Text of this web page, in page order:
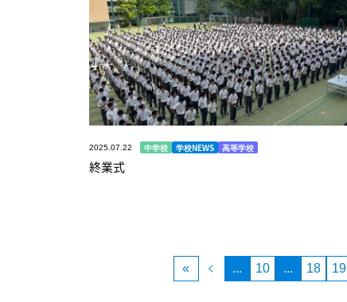
2025.07.22 中学校 学校NEWS 高等学校
終業式
« ... 10 ... 18 19